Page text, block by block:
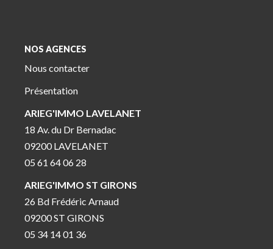
NOS AGENCES
Nous contacter
Présentation
ARIEG'IMMO LAVELANET
18 Av. du Dr Bernadac
09200 LAVELANET
05 61 64 06 28
ARIEG'IMMO ST GIRONS
26 Bd Frédéric Arnaud
09200 ST GIRONS
05 34 14 01 36